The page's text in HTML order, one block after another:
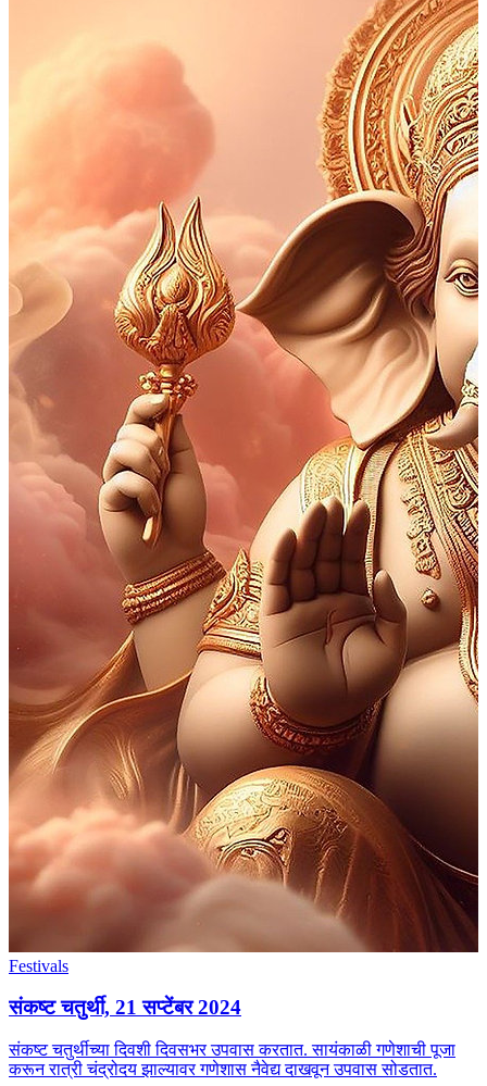
Festivals
संकष्ट चतुर्थी, 21 सप्टेंबर 2024
संकष्ट चतुर्थीच्या दिवशी दिवसभर उपवास करतात. सायंकाळी गणेशाची पूजा
करून रात्री चंद्रोदय झाल्यावर गणेशास नैवेद्य दाखवून उपवास सोडतात.